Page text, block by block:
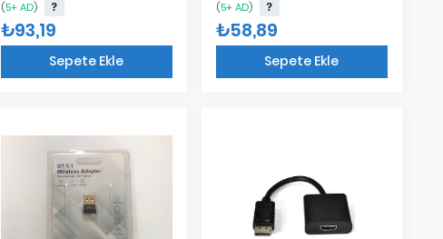
(5+ AD)
₺93,19
Sepete Ekle
(5+ AD)
₺58,89
Sepete Ekle